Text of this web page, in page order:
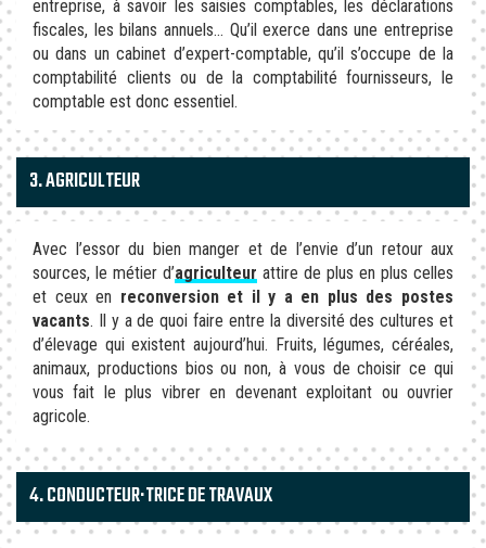
entreprise, à savoir les saisies comptables, les déclarations
fiscales, les bilans annuels… Qu’il exerce dans une entreprise
ou dans un cabinet d’expert-comptable, qu’il s’occupe de la
comptabilité clients ou de la comptabilité fournisseurs, le
comptable est donc essentiel.
3. AGRICULTEUR
Avec l’essor du bien manger et de l’envie d’un retour aux
sources, le métier d’agriculteur attire de plus en plus celles
et ceux en reconversion et il y a en plus des postes
vacants. Il y a de quoi faire entre la diversité des cultures et
d’élevage qui existent aujourd’hui. Fruits, légumes, céréales,
animaux, productions bios ou non, à vous de choisir ce qui
vous fait le plus vibrer en devenant exploitant ou ouvrier
agricole.
4. CONDUCTEUR·TRICE DE TRAVAUX